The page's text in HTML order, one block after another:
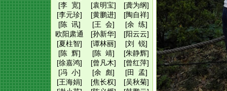
[李 宽]
[袁明宝]
[龚为纲]
[李元珍]
[黄鹏进]
[陶自祥]
[陈 讯]
[王 会]
[余 练]
欧阳肃通
[孙新华]
[阳云云]
[夏柱智]
[谭林丽]
[刘 锐]
[陈 辉]
[陈 靖]
[朱静辉]
[徐嘉鸿]
[曾凡木]
[曾红萍]
[冯 小]
[余 彪]
[田 孟]
[王海娟]
[焦长权]
[吴秋菊]